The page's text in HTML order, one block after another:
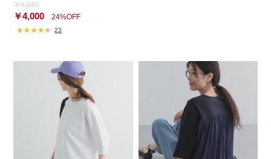
￥5,280
￥4,000 24%OFF
23